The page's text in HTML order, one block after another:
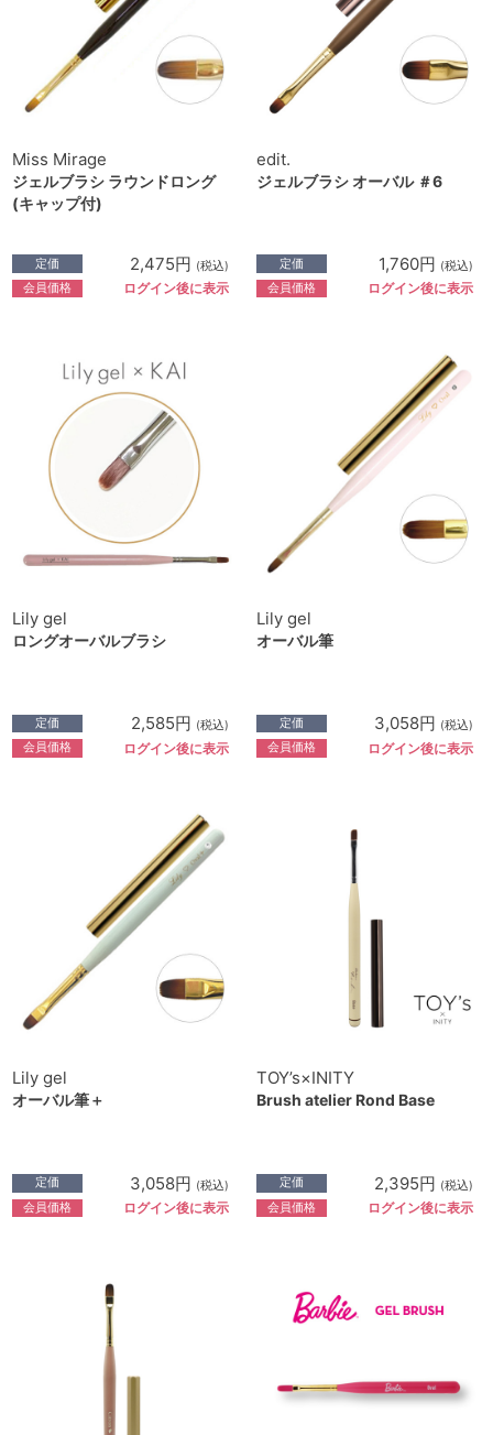
Miss Mirage
ジェルブラシ ラウンドロング
(キャップ付)
定価 2,475円 (税込)
会員価格 ログイン後に表示
edit.
ジェルブラシ オーバル ＃6
定価 1,760円 (税込)
会員価格 ログイン後に表示
Lily gel
ロングオーバルブラシ
定価 2,585円 (税込)
会員価格 ログイン後に表示
Lily gel
オーバル筆
定価 3,058円 (税込)
会員価格 ログイン後に表示
Lily gel
オーバル筆＋
定価 3,058円 (税込)
会員価格 ログイン後に表示
TOY’s×INITY
Brush atelier Rond Base
定価 2,395円 (税込)
会員価格 ログイン後に表示